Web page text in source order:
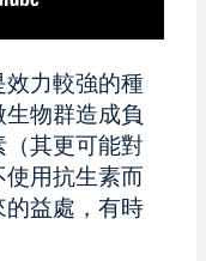
力較強的種
物群造成負
（其更可能對
用抗生素而
的益處，有時